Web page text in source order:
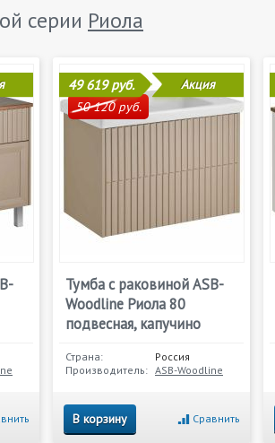
серии Риола
49 619 руб.
50 120 руб.
Акция
Тумба с раковиной ASB-
Woodline Риола 80
подвесная, капучино
Страна:
Россия
Производитель: ASB-Woodline
В корзину Сравнить